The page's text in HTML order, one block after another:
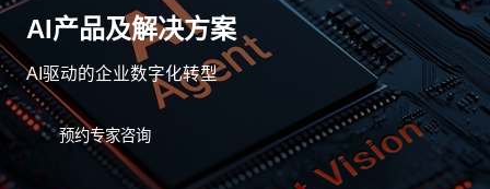
AI产品及解决方案
AI驱动的企业数字化转型
预约专家咨询